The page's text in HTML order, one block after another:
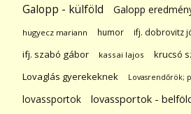
Galopp - külföld Galopp
hugyecz mariann humor ifj. dobrovitz
ifj. szabó gábor kassai lajos krucsó
Lovaglás gyerekeknek Lovasrendőrök;
lovassportok lovassportok -